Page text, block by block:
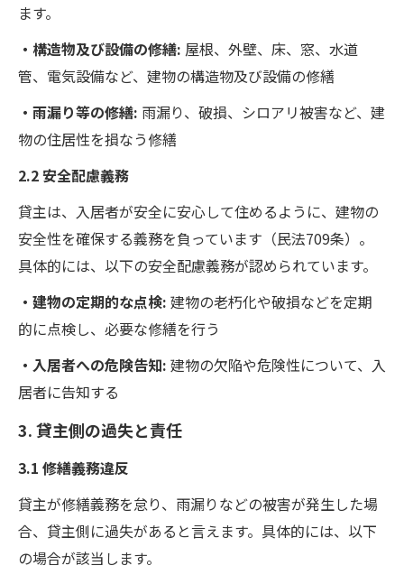
ます。
・構造物及び設備の修繕: 屋根、外壁、床、窓、水道
管、電気設備など、建物の構造物及び設備の修繕
・雨漏り等の修繕: 雨漏り、破損、シロアリ被害など、建
物の住居性を損なう修繕
2.2 安全配慮義務
貸主は、入居者が安全に安心して住めるように、建物の
安全性を確保する義務を負っています（民法709条）。
具体的には、以下の安全配慮義務が認められています。
・建物の定期的な点検: 建物の老朽化や破損などを定期
的に点検し、必要な修繕を行う
・入居者への危険告知: 建物の欠陥や危険性について、入
居者に告知する
3. 貸主側の過失と責任
3.1 修繕義務違反
貸主が修繕義務を怠り、雨漏りなどの被害が発生した場
合、貸主側に過失があると言えます。具体的には、以下
の場合が該当します。